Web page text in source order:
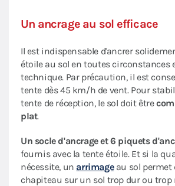
Un ancrage au sol efficace
Il est indispensable d'ancrer
étoile au sol en toutes circonstances
technique. Par précaution, il est
tente dès 45 km/h de vent. Pour
tente de réception, le sol doit être
plat.
Un socle d'ancrage et 6 piquets
fournis avec la tente étoile. Et si la
nécessite, un arrimageau sol permet
chapiteau sur un sol trop dur ou trop